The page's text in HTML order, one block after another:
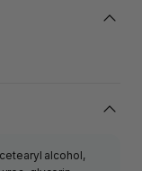
alcohol,